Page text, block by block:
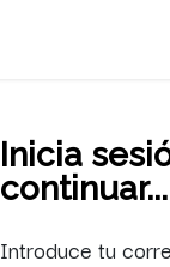
Inicia
continuar...
Introduce tu